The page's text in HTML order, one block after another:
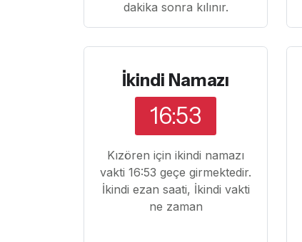
dakika sonra kılınır.
İkindi Namazı
16:53
Kızören için ikindi namazı
vakti 16:53 geçe girmektedir.
İkindi ezan saati, İkindi vakti
ne zaman